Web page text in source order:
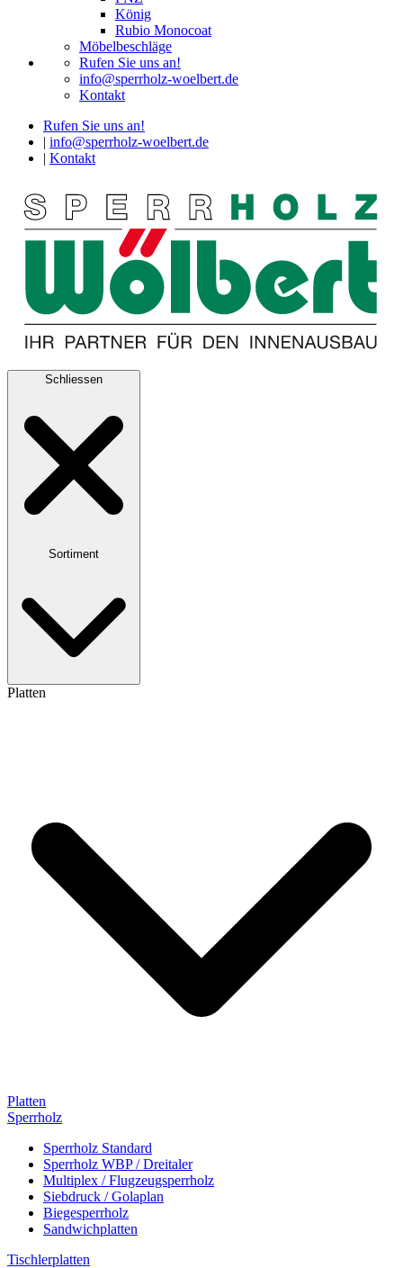
König
Rubio Monocoat
Möbelbeschläge
Rufen Sie uns an!
info@sperrholz-woelbert.de
Kontakt
Rufen Sie uns an!
info@sperrholz-woelbert.de
Kontakt
Schliessen
Sortiment
Platten
Platten
Sperrholz
Sperrholz Standard
Sperrholz WBP / Dreitaler
Multiplex / Flugzeugsperrholz
Siebdruck / Golaplan
Biegesperrholz
Sandwichplatten
Tischlerplatten